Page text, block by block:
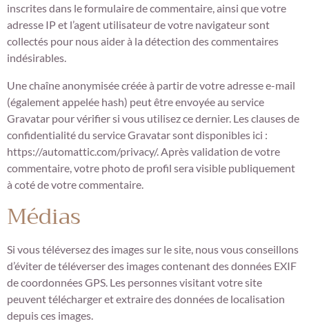
inscrites dans le formulaire de commentaire, ainsi que votre
adresse IP et l’agent utilisateur de votre navigateur sont
collectés pour nous aider à la détection des commentaires
indésirables.
Une chaîne anonymisée créée à partir de votre adresse e-mail
(également appelée hash) peut être envoyée au service
Gravatar pour vérifier si vous utilisez ce dernier. Les clauses de
confidentialité du service Gravatar sont disponibles ici :
https://automattic.com/privacy/. Après validation de votre
commentaire, votre photo de profil sera visible publiquement
à coté de votre commentaire.
Médias
Si vous téléversez des images sur le site, nous vous conseillons
d’éviter de téléverser des images contenant des données EXIF
de coordonnées GPS. Les personnes visitant votre site
peuvent télécharger et extraire des données de localisation
depuis ces images.